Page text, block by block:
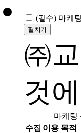
(필수) 마케
펼치기
㈜
것
마케팅
수집 이용 목적